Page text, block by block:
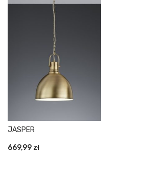
JASPER
669,99 zł